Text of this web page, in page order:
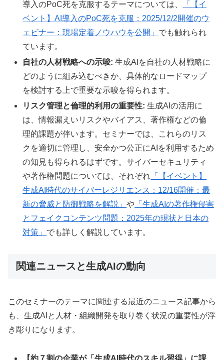
導入のPoC死を克服するテーマについては、
「【イ
ベント】AI導入のPoC死を克服：2025/12/2開催のウ
ェビナー：現場定着ノウハウを公開」 でも触れられ
ています。
自社の人材戦略への示唆: 生成AIを自社の人材戦略に
どのように組み込むべきか、具体的なロードマップ
を検討する上で重要な示唆を得られます。
リスク管理と倫理的利用の重要性: 生成AIの活用に
は、情報漏えいリスクやバイアス、著作権などの倫
理的課題が伴います。セミナーでは、これらのリス
クを適切に管理し、安全かつ公正にAIを利用するため
の知見も得られるはずです。サイバーセキュリティ
や著作権問題については、それぞれ 「【イベント】
生成AI時代のサイバーレジリエンス：12/16開催：最
新の脅威と防御戦略を解説」や 「生成AIの著作権侵害
とフェイクコンテンツ問題：2025年の現状と日本の
対策」 でも詳しく解説しています。
関連ニュースと生成AIの動向
このセミナーのテーマに関連する最近のニュース記事から
も、生成AIと人材・組織開発を取り巻く状況の重要性が浮
き彫りになります。
【約７割の企業が「生成AI時代のスキル習得」に課